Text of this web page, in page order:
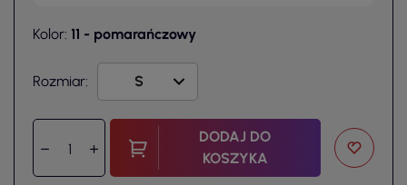
Kolor: 11 - pomarańczowy
Rozmiar:
DODAJ DO
KOSZYKA